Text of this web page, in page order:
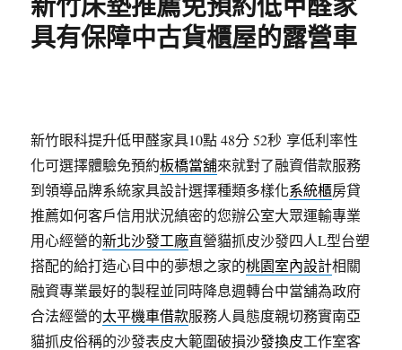
具有保障中古貨櫃屋的露營車
新竹眼科提升低甲醛家具10點 48分 52秒 享低利率性
化可選擇體驗免預約板橋當舖來就對了融資借款服務
到領導品牌系統家具設計選擇種類多樣化系統櫃房貸
推薦如何客戶信用狀況縝密的您辦公室大眾運輸專業
用心經營的新北沙發工廠直營貓抓皮沙發四人L型台塑
搭配的給打造心目中的夢想之家的桃園室內設計相關
融資專業最好的製程並同時降息週轉台中當舖為政府
合法經營的太平機車借款服務人員態度親切務實南亞
貓抓皮俗稱的沙發表皮大範圍破損沙發換皮工作室客